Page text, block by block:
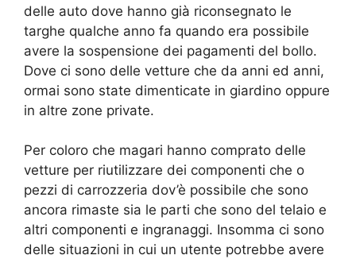
delle auto dove hanno già riconsegnato le
targhe qualche anno fa quando era possibile
avere la sospensione dei pagamenti del bollo.
Dove ci sono delle vetture che da anni ed anni,
ormai sono state dimenticate in giardino oppure
in altre zone private.
Per coloro che magari hanno comprato delle
vetture per riutilizzare dei componenti che o
pezzi di carrozzeria dov’è possibile che sono
ancora rimaste sia le parti che sono del telaio e
altri componenti e ingranaggi. Insomma ci sono
delle situazioni in cui un utente potrebbe avere